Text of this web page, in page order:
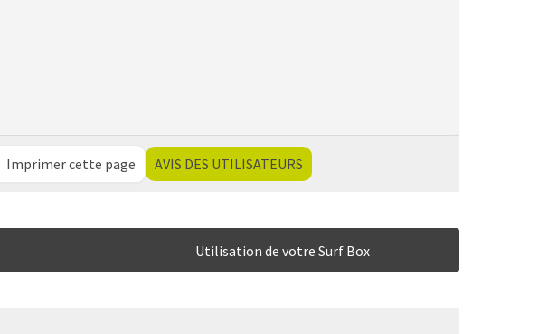
Imprimer cette page AVIS DES UTILISATEURS
Utilisation de votre Surf Box